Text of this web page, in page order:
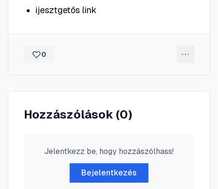
ijesztgetős link
0
Hozzászólások (0)
Jelentkezz be, hogy hozzászólhass!
Bejelentkezés